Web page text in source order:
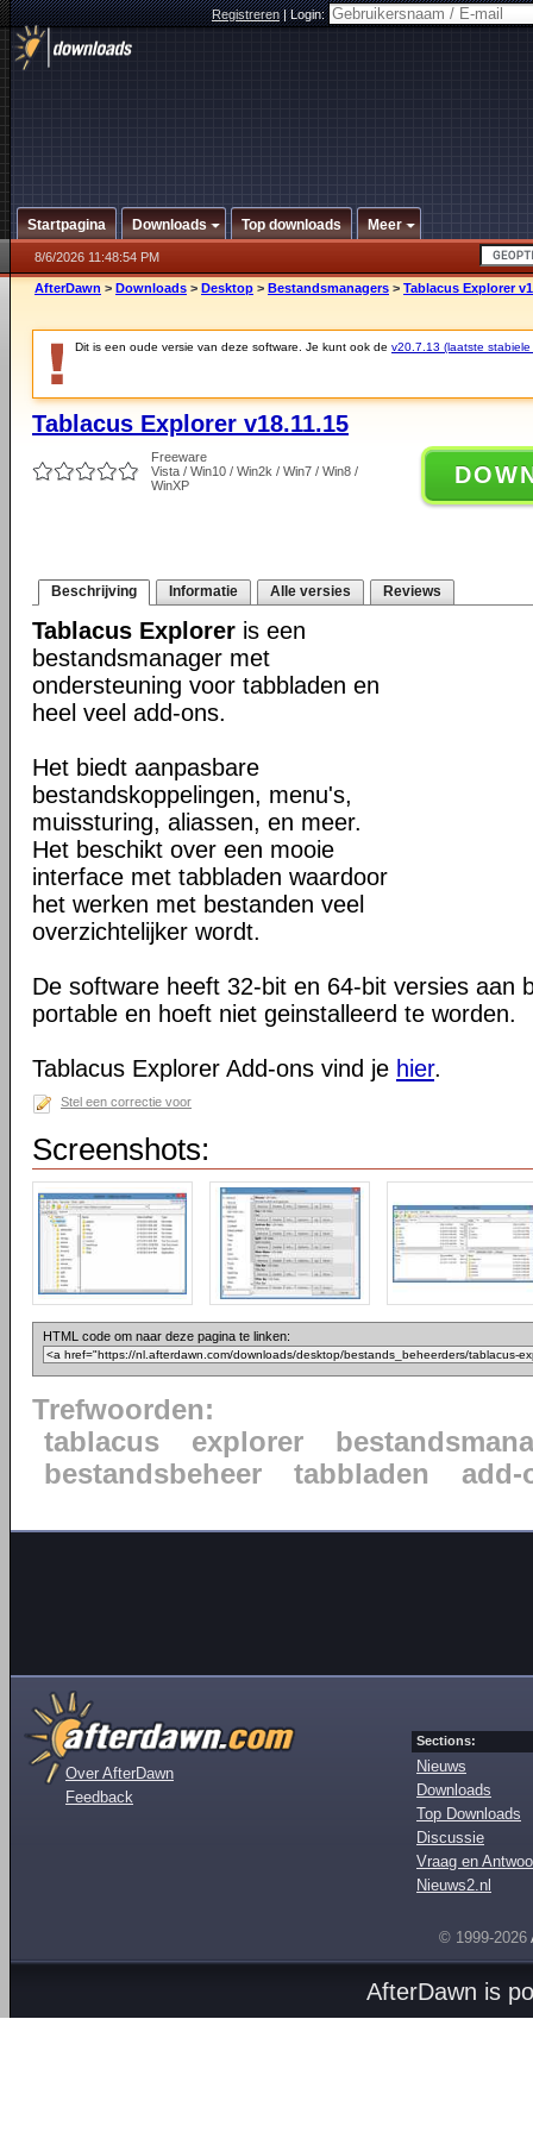
Registreren|Login:
Startpagina Downloads Top downloads Meer
8/6/2026 11:48:54 PM
AfterDawn > Downloads > Desktop > Bestandsmanagers > Tablacus Explorer
Dit is een oude versie van deze software. Je kunt ook de v20.7.13 (laatste stabiele
Tablacus Explorer v18.11.15
Freeware
Vista / Win10 / Win2k / Win7 / Win8 /
WinXP
Beschrijving Informatie Alle versies Reviews
Tablacus Explorer is een
bestandsmanager met
ondersteuning voor tabbladen en
heel veel add-ons.
Het biedt aanpasbare
bestandskoppelingen, menu's,
muissturing, aliassen, en meer.
Het beschikt over een mooie
interface met tabbladen waardoor
het werken met bestanden veel
overzichtelijker wordt.
De software heeft 32-bit en 64-bit versies aan
portable en hoeft niet geinstalleerd te worden.
Tablacus Explorer Add-ons vind je hier.
Stel een correctie voor
Screenshots:
HTML code om naar deze pagina te linken:
Trefwoorden:
tablacus
explorer
bestandsbeheer
tabbladen add-
Over AfterDawn
Feedback
Sections:
Nieuws
Downloads
Top Downloads
Discussie
Vraag en
Nieuws2.nl
© 1999-2026
AfterDawn is